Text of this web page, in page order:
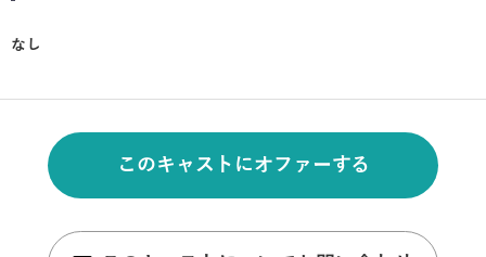
なし
このキャストにオファーする